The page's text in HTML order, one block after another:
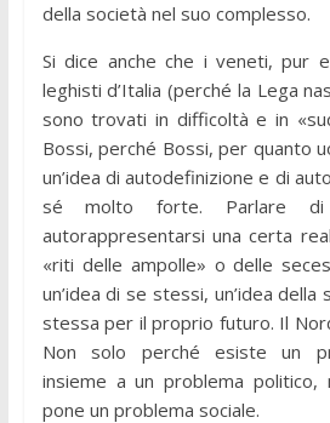
della società nel suo complesso.
Si dice anche che i veneti, pur
leghisti d’Italia (perché la Lega
sono trovati in difficoltà e in
Bossi, perché Bossi, per quanto
un’idea di autodefinizione e di
sé molto forte. Parlare di
autorappresentarsi una certa
«riti delle ampolle» o delle
un’idea di se stessi, un’idea
stessa per il proprio futuro. Il
Non solo perché esiste un
insieme a un problema politico,
pone un problema sociale.